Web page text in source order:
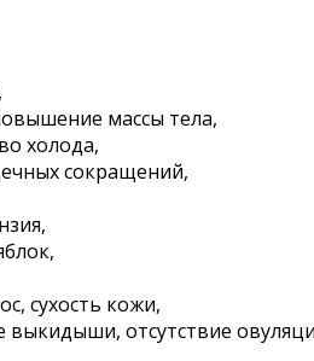
массы тела,
холода,
сокращений,
сухость кожи,
выкидыши, отсутствие